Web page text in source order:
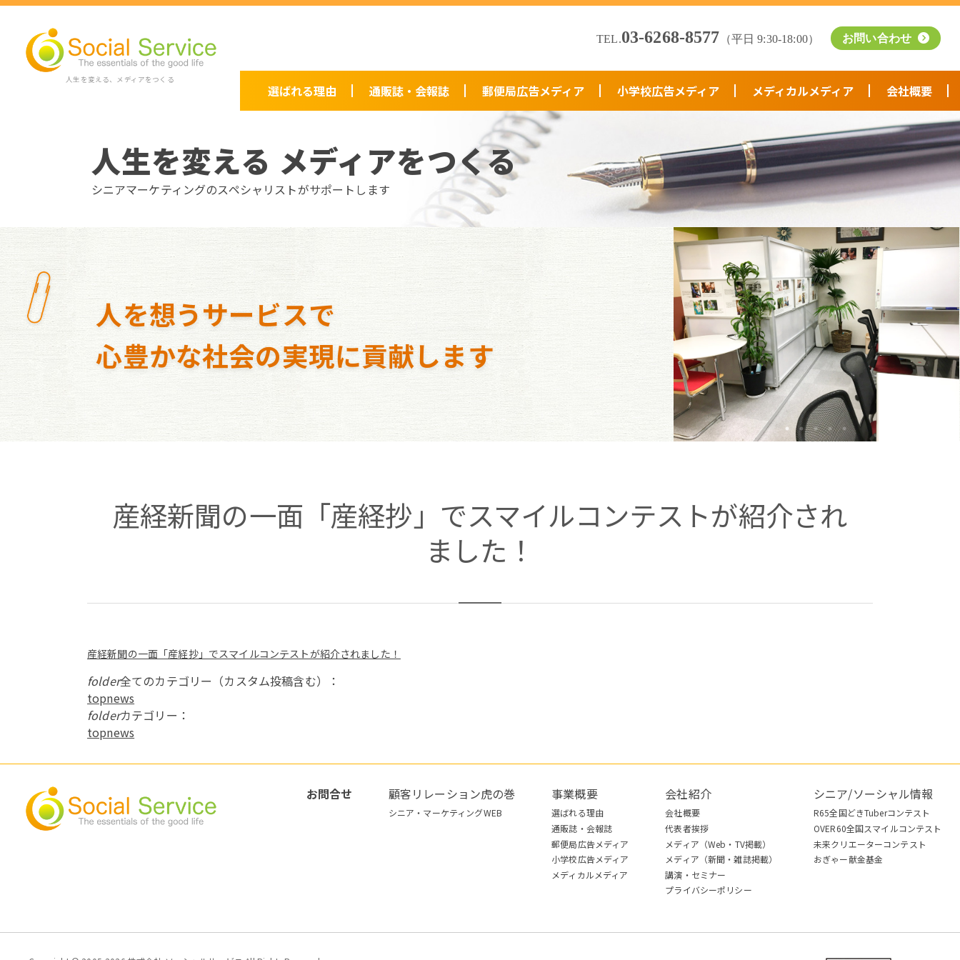
人生を変える、メディアをつくる
TEL.03-6268-8577 （平日 9:30-18:00） お問い合わせ
選ばれる理由 通販誌・会報誌 郵便局広告メディア 小学校広告メディア メディカルメディア 会社概要
人生を変える メディアをつくる
シニアマーケティングのスペシャリストがサポートします
人を想うサービスで
心豊かな社会の実現に貢献します
産経新聞の一面「産経抄」でスマイルコンテストが紹介され
ました！
産経新聞の一面「産経抄」でスマイルコンテストが紹介されました！
folder全てのカテゴリー（カスタム投稿含む）：
topnews
folderカテゴリー：
topnews
お問合せ 顧客リレーション虎の巻
シニア・マーケティングWEB
事業概要
選ばれる理由
通販誌・会報誌
郵便局広告メディア
小学校広告メディア
メディカルメディア
会社紹介
会社概要
代表者挨拶
メディア（Web・TV掲載）
メディア（新聞・雑誌掲載）
講演・セミナー
プライバシーポリシー
シニア/ソーシャル情報
R65全国どきTuberコンテスト
OVER60全国スマイルコンテスト
未来クリエーターコンテスト
おぎゃー献金基金